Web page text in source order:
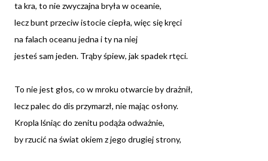
ta kra, to nie zwyczajna bryła w oceanie,
lecz bunt przeciw istocie ciepła, więc się kręci
na falach oceanu jedna i ty na niej
jesteś sam jeden. Trąby śpiew, jak spadek rtęci.
To nie jest głos, co w mroku otwarcie by drażnił,
lecz palec do dis przymarzł, nie mając osłony.
Kropla lśniąc do zenitu podąża odważnie,
by rzucić na świat okiem z jego drugiej strony,